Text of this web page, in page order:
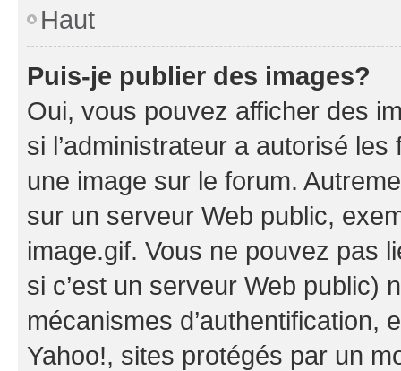
Haut
Puis-je publier des images?
Oui, vous pouvez afficher des
si l’administrateur a autorisé
une image sur le forum.
sur un serveur Web public,
image.gif. Vous ne pouvez pas
si c’est un serveur Web public)
mécanismes d’authentification,
Yahoo!, sites protégés par un